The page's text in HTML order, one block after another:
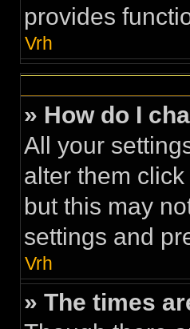
provides
Vrh
» How do I
All your
alter them click
but this may
settings and
Vrh
» The times